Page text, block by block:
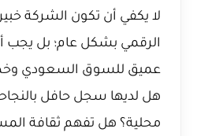
لا يكفي أن تكون الشركة
الرقمي بشكل عام؛ بل يجب
عميق للسوق السعودي
هل لديها سجل حافل
محلية؟ هل تفهم ثقافة